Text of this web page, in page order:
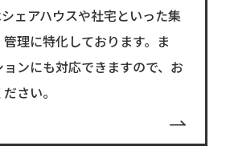
ェアハウスや社宅といった集
理に特化しております。ま
ンにも対応できますので、お
さい。